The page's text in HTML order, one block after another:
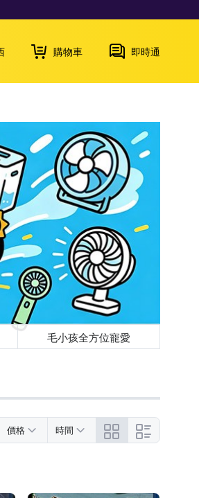
購物車 即時通
毛小孩全方位寵愛
價格 時間